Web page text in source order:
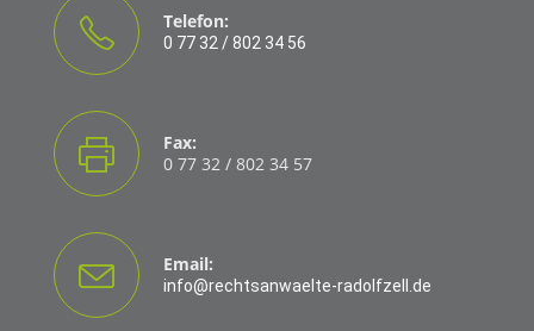
Telefon:
0 77 32 / 802 34 56
Fax:
0 77 32 / 802 34 57
Email:
info@rechtsanwaelte-radolfzell.de